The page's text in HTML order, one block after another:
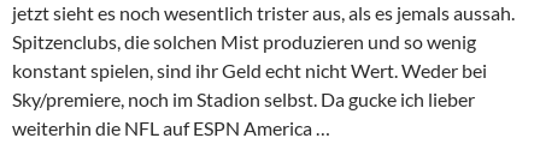
jetzt sieht es noch wesentlich trister aus, als es jemals aussah.
Spitzenclubs, die solchen Mist produzieren und so wenig
konstant spielen, sind ihr Geld echt nicht Wert. Weder bei
Sky/premiere, noch im Stadion selbst. Da gucke ich lieber
weiterhin die NFL auf ESPN America …